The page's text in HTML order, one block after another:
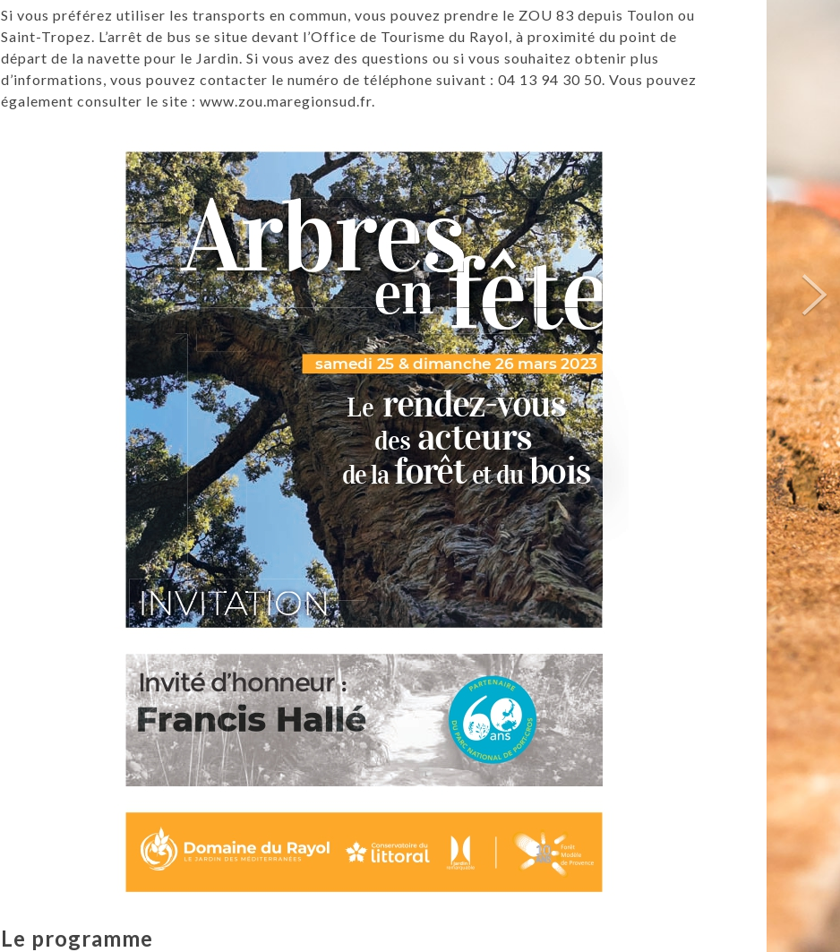
Si vous préférez utiliser les transports en commun, vous pouvez prendre le ZOU 83 depuis Toulon ou
Saint-Tropez. L’arrêt de bus se situe devant l’Office de Tourisme du Rayol, à proximité du point de
départ de la navette pour le Jardin. Si vous avez des questions ou si vous souhaitez obtenir plus
d’informations, vous pouvez contacter le numéro de téléphone suivant : 04 13 94 30 50. Vous pouvez
également consulter le site : www.zou.maregionsud.fr.
Le programme